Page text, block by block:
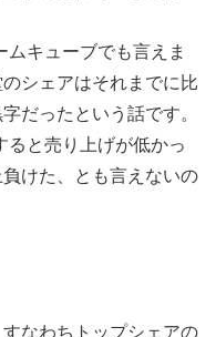
キューブでも言えま
シェアはそれまでに比
だったという話です。
ると売り上げが低かっ
けた、とも言えないの
なわちトップシェアの